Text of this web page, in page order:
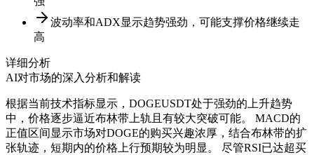
波动率和ADX显示趋势强劲，可能支撑价格继续走
高
详细分析
AI对市场的深入分析和解读
根据当前技术指标显示，DOGEUSDT处于强劲的上升趋势
中，价格逐步逼近布林带上轨且有较大突破可能。 MACD的
正值区间显示市场对DOGE的购买兴趣浓厚，结合布林带的扩
张轨迹，短期内的价格上行预期较为明显。 尽管RSI已达超买